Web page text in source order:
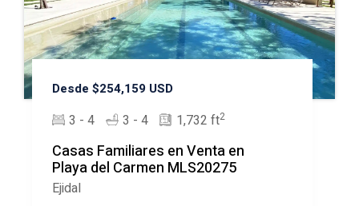
Desde $254,159 USD
3 - 4 3 - 4 1,732 ft2
Casas Familiares en Venta en
Playa del Carmen MLS20275
Ejidal